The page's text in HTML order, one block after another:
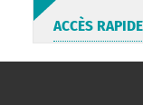
ACCÈS